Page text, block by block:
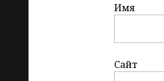
Имя
Сайт